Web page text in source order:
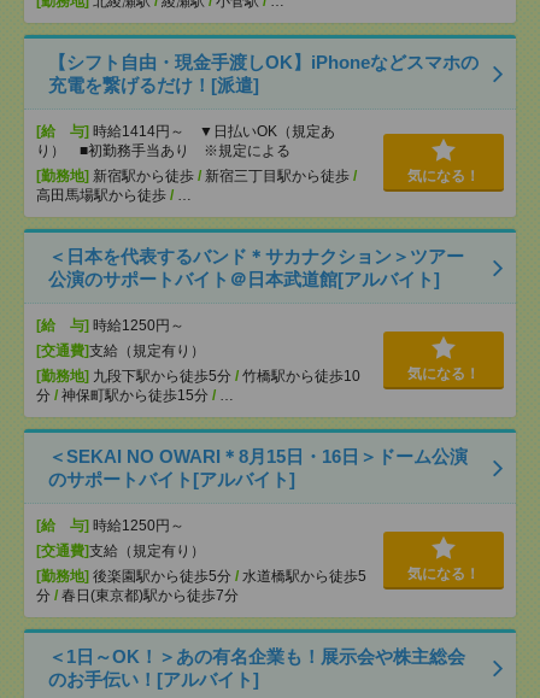
【シフト自由・現金手渡しOK】iPhoneなどスマホの
充電を繋げるだけ！[派遣]
[給 与] 時給1414円～ ▼日払いOK（規定あ
り） ■初勤務手当あり ※規定による
[勤務地] 新宿駅から徒歩 / 新宿三丁目駅から徒歩 /
高田馬場駅から徒歩 / …
気になる！
＜日本を代表するバンド＊サカナクション＞ツアー
公演のサポートバイト＠日本武道館[アルバイト]
[給 与] 時給1250円～
[交通費]支給（規定有り）
[勤務地] 九段下駅から徒歩5分 / 竹橋駅から徒歩10
分 / 神保町駅から徒歩15分 / …
気になる！
＜SEKAI NO OWARI＊8月15日・16日＞ドーム公演
のサポートバイト[アルバイト]
[給 与] 時給1250円～
[交通費]支給（規定有り）
[勤務地] 後楽園駅から徒歩5分 / 水道橋駅から徒歩5
分 / 春日(東京都)駅から徒歩7分
気になる！
＜1日～OK！＞あの有名企業も！展示会や株主総会
のお手伝い！[アルバイト]